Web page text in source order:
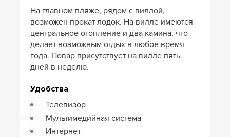
На главном пляже, рядом с виллой,
возможен прокат лодок. На вилле имеются
центральное отопление и два камина, что
делает возможным отдых в любое время
года. Повар присутствует на вилле пять
дней в неделю.
Удобства
Телевизор
Мультимедийная система
Интернет